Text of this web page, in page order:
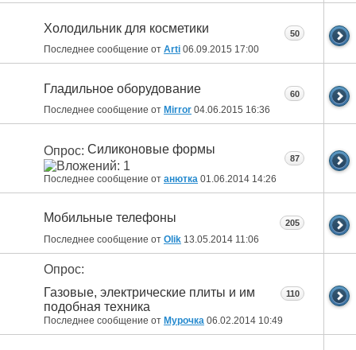
Холодильник для косметики
Последнее сообщение от Arti 06.09.2015 17:00
50
Гладильное оборудование
Последнее сообщение от Mirror 04.06.2015 16:36
60
Опрос: Силиконовые формы
Последнее сообщение от анютка 01.06.2014 14:26
87
Мобильные телефоны
Последнее сообщение от Olik 13.05.2014 11:06
205
Опрос:
Газовые, электрические плиты и им
подобная техника
Последнее сообщение от Мурочка 06.02.2014 10:49
110